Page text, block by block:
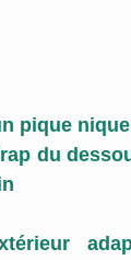
pique
du